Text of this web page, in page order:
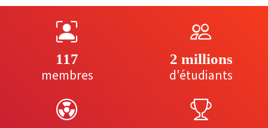
117
membres
2 millions
d'étudiants